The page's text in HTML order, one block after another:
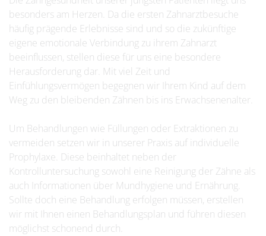
besonders am Herzen. Da die ersten Zahnarztbesuche
häufig prägende Erlebnisse sind und so die zukünftige
eigene emotionale Verbindung zu ihrem Zahnarzt
beeinflussen, stellen diese für uns eine besondere
Herausforderung dar. Mit viel Zeit und
Einfühlungsvermögen begegnen wir Ihrem Kind auf dem
Weg zu den bleibenden Zähnen bis ins Erwachsenenalter.
Um Behandlungen wie Füllungen oder Extraktionen zu
vermeiden setzen wir in unserer Praxis auf individuelle
Prophylaxe. Diese beinhaltet neben der
Kontrolluntersuchung sowohl eine Reinigung der Zähne als
auch Informationen über Mundhygiene und Ernährung.
Sollte doch eine Behandlung erfolgen müssen, erstellen
wir mit Ihnen einen Behandlungsplan und führen diesen
möglichst schonend durch.